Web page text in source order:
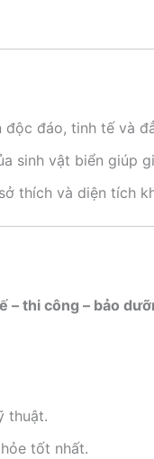
đáo, tinh tế và
sinh vật biển giúp
thích và diện tích
– thi công – bảo
thuật.
tốt nhất.